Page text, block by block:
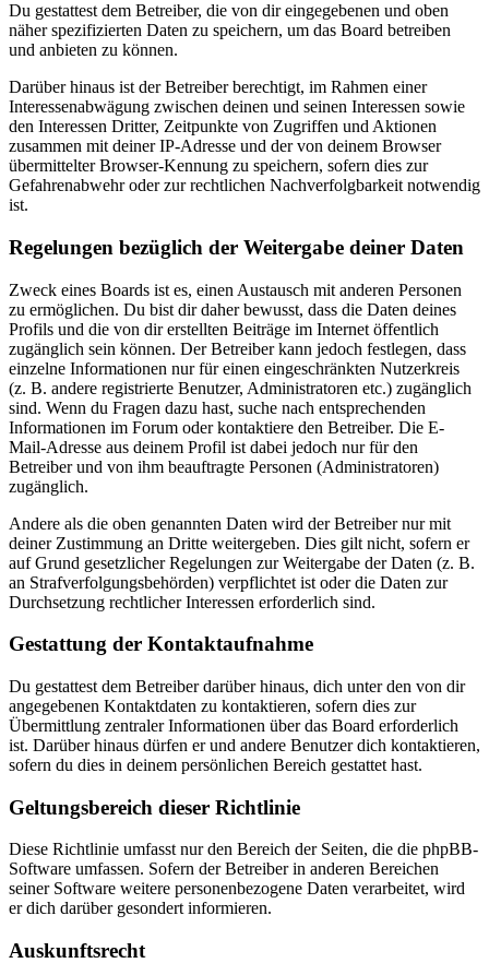
Du gestattest dem Betreiber, die von dir eingegebenen und oben
näher spezifizierten Daten zu speichern, um das Board betreiben
und anbieten zu können.
Darüber hinaus ist der Betreiber berechtigt, im Rahmen einer
Interessenabwägung zwischen deinen und seinen Interessen sowie
den Interessen Dritter, Zeitpunkte von Zugriffen und Aktionen
zusammen mit deiner IP-Adresse und der von deinem Browser
übermittelter Browser-Kennung zu speichern, sofern dies zur
Gefahrenabwehr oder zur rechtlichen Nachverfolgbarkeit notwendig
ist.
Regelungen bezüglich der Weitergabe deiner Daten
Zweck eines Boards ist es, einen Austausch mit anderen Personen
zu ermöglichen. Du bist dir daher bewusst, dass die Daten deines
Profils und die von dir erstellten Beiträge im Internet öffentlich
zugänglich sein können. Der Betreiber kann jedoch festlegen, dass
einzelne Informationen nur für einen eingeschränkten Nutzerkreis
(z. B. andere registrierte Benutzer, Administratoren etc.) zugänglich
sind. Wenn du Fragen dazu hast, suche nach entsprechenden
Informationen im Forum oder kontaktiere den Betreiber. Die E-
Mail-Adresse aus deinem Profil ist dabei jedoch nur für den
Betreiber und von ihm beauftragte Personen (Administratoren)
zugänglich.
Andere als die oben genannten Daten wird der Betreiber nur mit
deiner Zustimmung an Dritte weitergeben. Dies gilt nicht, sofern er
auf Grund gesetzlicher Regelungen zur Weitergabe der Daten (z. B.
an Strafverfolgungsbehörden) verpflichtet ist oder die Daten zur
Durchsetzung rechtlicher Interessen erforderlich sind.
Gestattung der Kontaktaufnahme
Du gestattest dem Betreiber darüber hinaus, dich unter den von dir
angegebenen Kontaktdaten zu kontaktieren, sofern dies zur
Übermittlung zentraler Informationen über das Board erforderlich
ist. Darüber hinaus dürfen er und andere Benutzer dich kontaktieren,
sofern du dies in deinem persönlichen Bereich gestattet hast.
Geltungsbereich dieser Richtlinie
Diese Richtlinie umfasst nur den Bereich der Seiten, die die phpBB-
Software umfassen. Sofern der Betreiber in anderen Bereichen
seiner Software weitere personenbezogene Daten verarbeitet, wird
er dich darüber gesondert informieren.
Auskunftsrecht